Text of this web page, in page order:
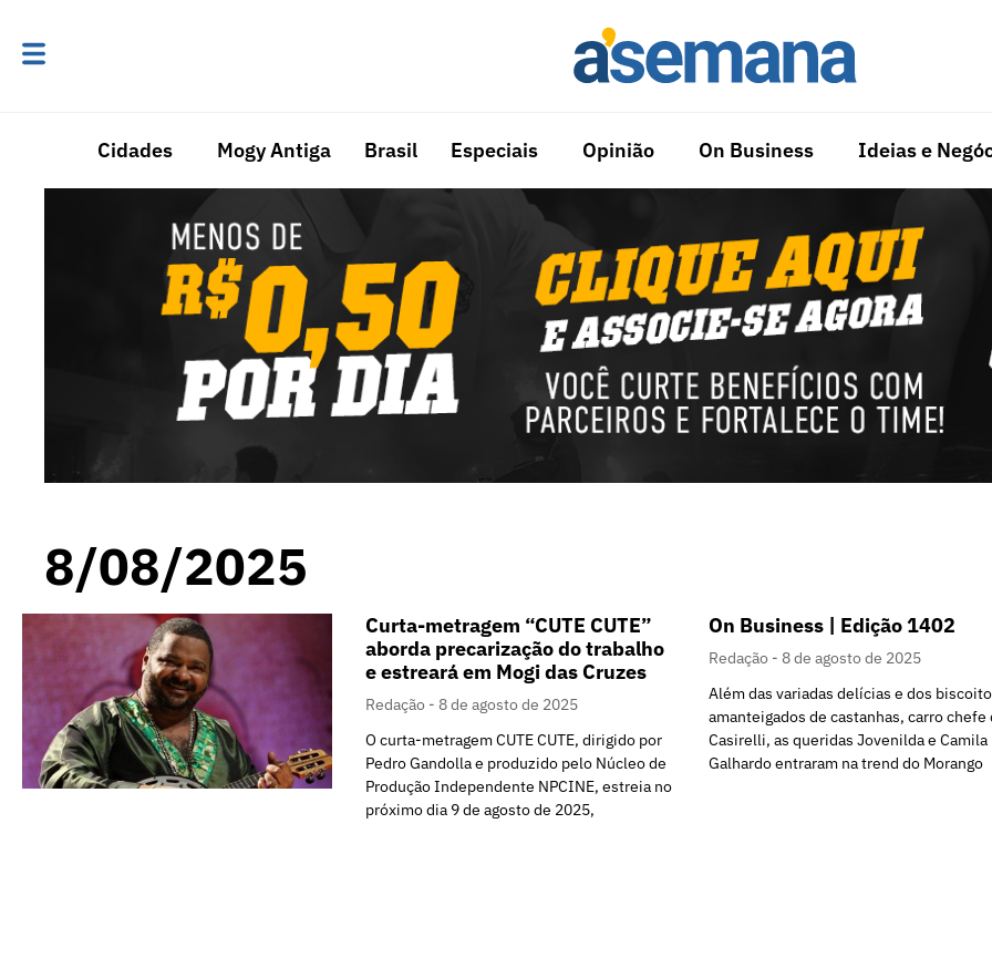
Cidades Mogy Antiga Brasil Especiais Opinião On Business Ideias e
8/08/2025
Curta-metragem “CUTE CUTE”
aborda precarização do trabalho
e estreará em Mogi das Cruzes
Redação
8 de agosto de 2025
O curta-metragem CUTE CUTE, dirigido por
Pedro Gandolla e produzido pelo Núcleo de
Produção Independente NPCINE, estreia no
próximo dia 9 de agosto de 2025,
On Business | Edição 1402
Redação
8 de agosto de 2025
Além das variadas delícias e dos
amanteigados de castanhas, carro chefe
Casirelli, as queridas Jovenilda e Camila
Galhardo entraram na trend do Morango